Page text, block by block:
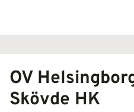
OV
Skövde HK